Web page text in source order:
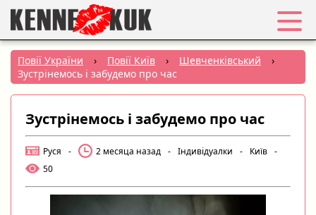
Обране
Вхід
Реєстрація
Міста:
РУС|
УКР
Повії України › Повії Київ › Шевченківський
›
Зустрінемось і забудемо про час
Зустрінемось і забудемо про час
Руся - 2 месяца назад - Індивідуалки - Київ -
50